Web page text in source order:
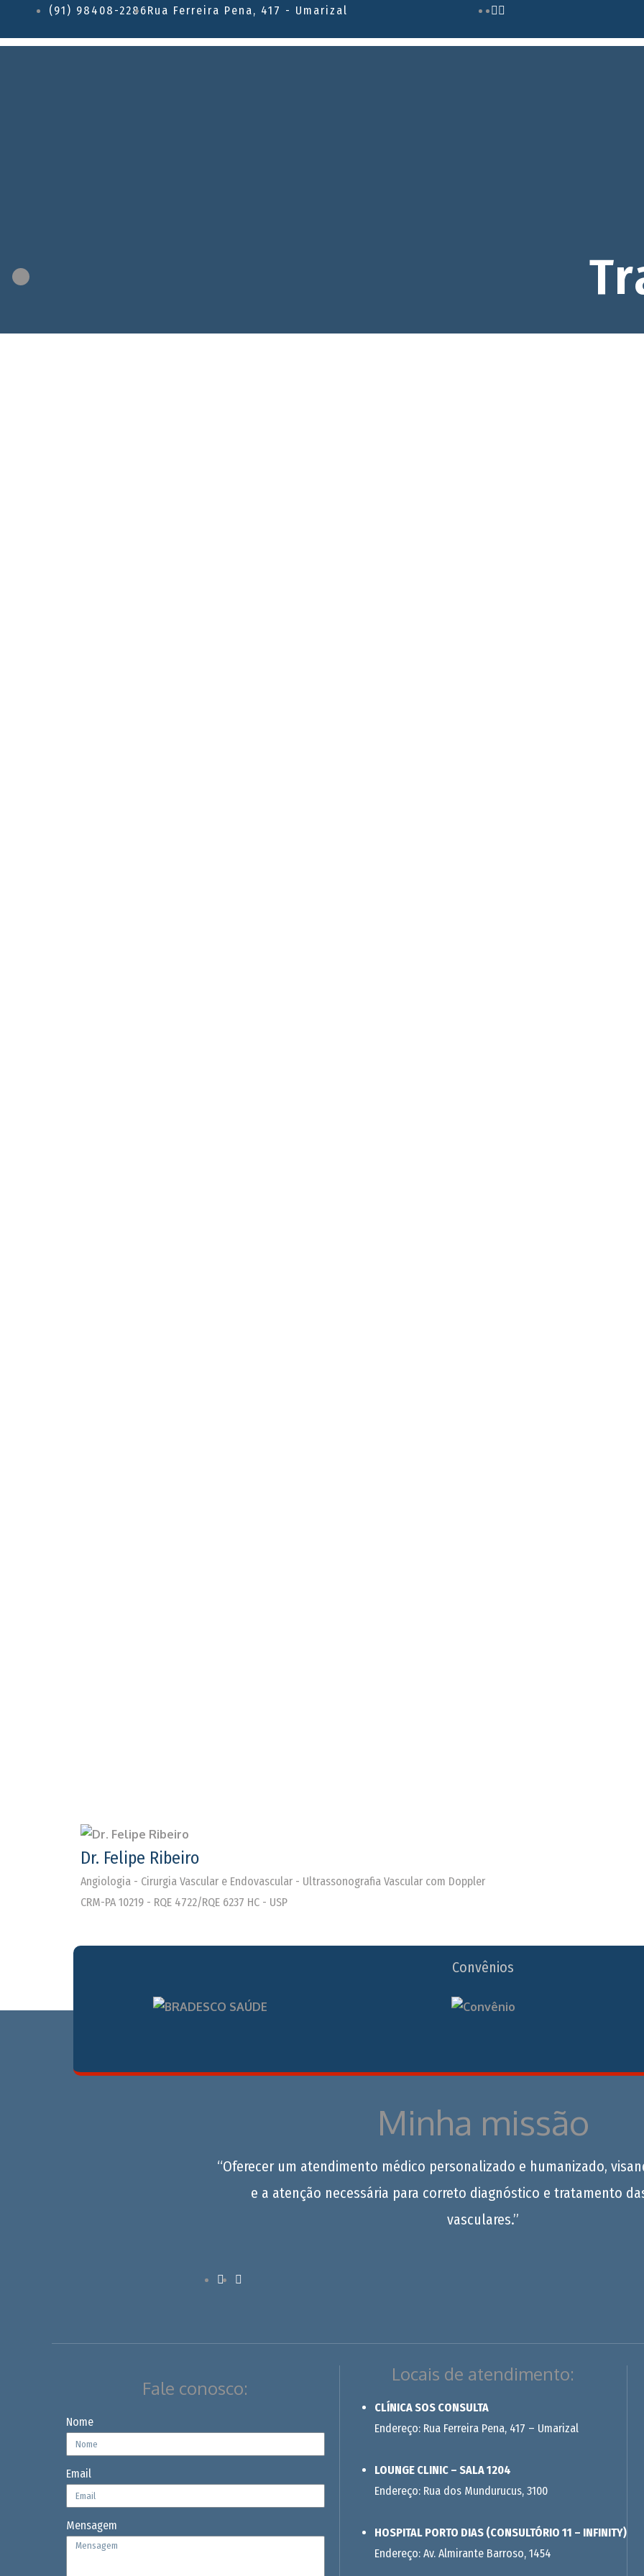
(91) 98408-2286Rua Ferreira Pena, 417 - Umarizal
Dr. Felipe Ribeiro
Angiologia - Cirurgia Vascular e Endovascular - Ultrassonografia Vascular com Doppler
CRM-PA 10219 - RQE 4722/RQE 6237 HC - USP
Convênios
Minha missão
“Oferecer um atendimento médico personalizado e humanizado,
e a atenção necessária para correto diagnóstico e tratamento
vasculares.”
Fale conosco:
Nome
Email
Mensagem
Locais de atendimento:
CLÍNICA SOS CONSULTA
Endereço: Rua Ferreira Pena, 417 – Umarizal
LOUNGE CLINIC – SALA 1204
Endereço: Rua dos Mundurucus, 3100
HOSPITAL PORTO DIAS (CONSULTÓRIO 11 – INFINITY)
Endereço: Av. Almirante Barroso, 1454